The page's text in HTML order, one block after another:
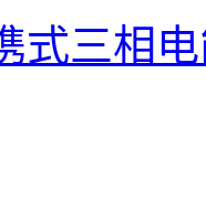
式三相